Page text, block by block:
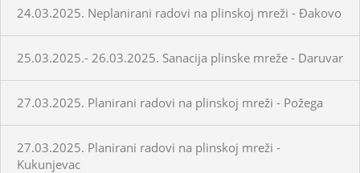
24.03.2025. Neplanirani radovi na plinskoj mreži - Đakovo
25.03.2025.- 26.03.2025. Sanacija plinske mreže - Daruvar
27.03.2025. Planirani radovi na plinskoj mreži - Požega
27.03.2025. Planirani radovi na plinskoj mreži -
Kukunjevac